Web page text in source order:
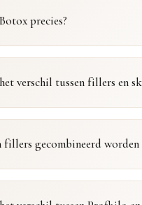
precies?
verschil tussen fillers en
fillers gecombineerd worden